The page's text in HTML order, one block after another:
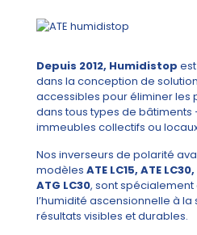
Depuis 2012, Humidistop
dans la conception de
accessibles pour éliminer les
dans tous types de
immeubles collectifs ou
Nos inverseurs de polarité
modèles ATE LC15, ATE
ATG LC30, sont
l’humidité ascensionnelle à
résultats visibles et durables.